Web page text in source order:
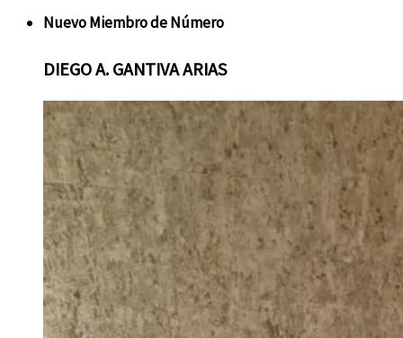
NuevoMiembro de Número
DIEGOA. GANTIVA ARIAS